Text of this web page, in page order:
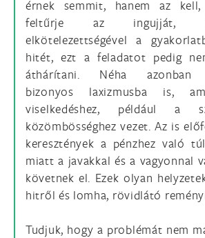
érnek semmit, hanem az
feltűrje az ingujját,
elkötelezettségével a
hitét, ezt a feladatot pedig
áthárítani. Néha azonban
bizonyos laxizmusba is,
viselkedéshez, például a
közömbösséghez vezet. Az is
keresztények a pénzhez való
miatt a javakkal és a vagyonnal
követnek el. Ezek olyan
hitről és lomha, rövidlátó
Tudjuk, hogy a problémát nem